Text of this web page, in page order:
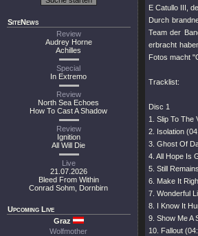
SiteNews
Review
Audrey Horne
Achilles
Special
In Extremo
Review
North Sea Echoes
How To Cast A Shadow
Review
Ignition
All Will Die
Live
21.07.2026
Bleed From Within
Conrad Sohm, Dornbirn
Upcoming Live
Graz
Wolfmother
E Catullo III,
Durch
Team der
erbracht
Fotos macht
Tracklist:
Disc 1
1. Slip To The
2. Isolation
3. Ghost Of
4. All Hope Is
5. Still
6. Make It
7. Wonderful
8. I Know It
9. Show Me A
10. Fallout